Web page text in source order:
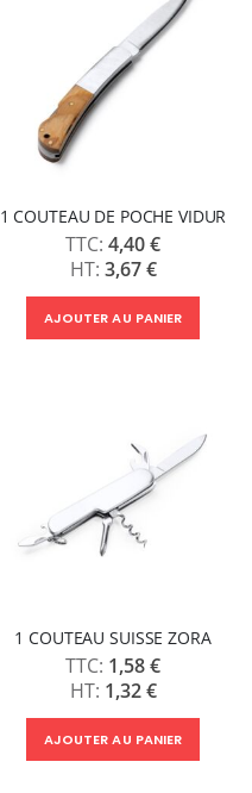
1 COUTEAU DE POCHE VIDUR
4,40 €
3,67 €
AJOUTER AU PANIER
1 COUTEAU SUISSE ZORA
1,58 €
1,32 €
AJOUTER AU PANIER